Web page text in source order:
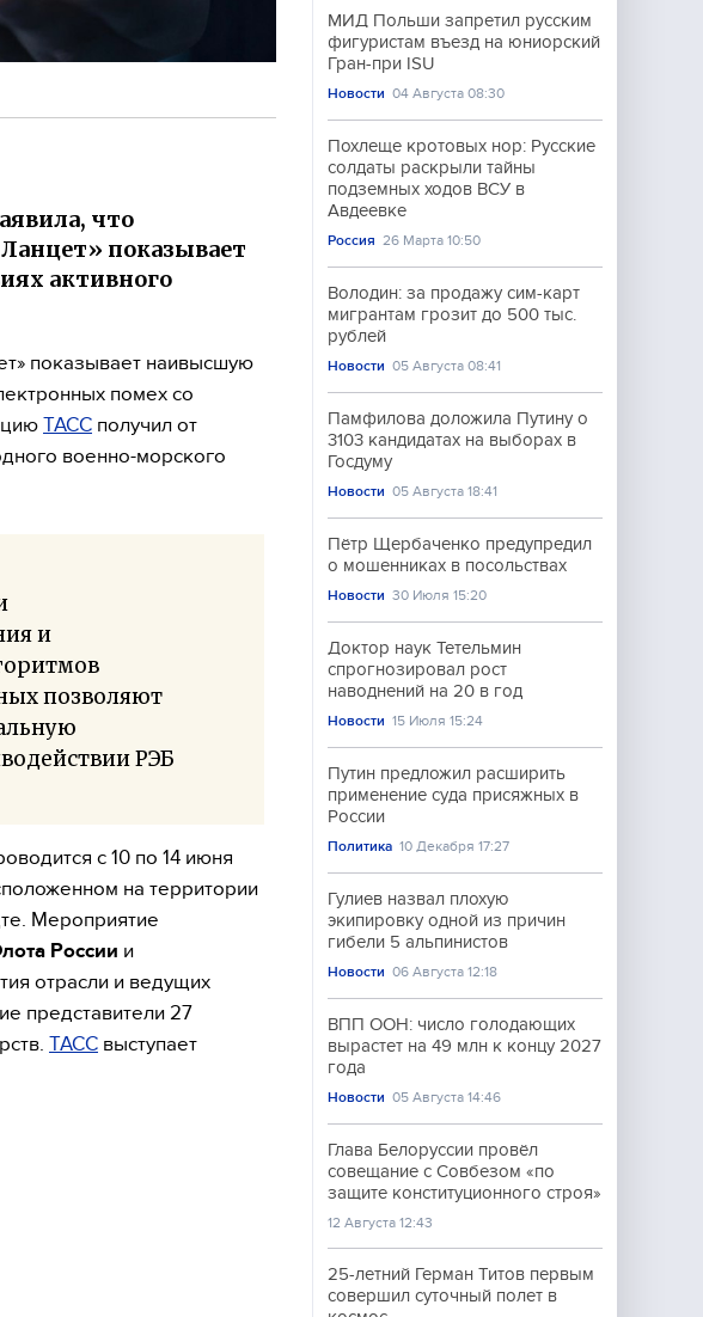
что
показывает
активного
показывает наивысшую
помех со
ТАСС получил от
военно-морского
и
позволяют
РЭБ
с 10 по 14 июня
на территории
Мероприятие
России и
отрасли и ведущих
представители 27
ТАСС выступает
МИД Польши запретил русским
фигуристам въезд на юниорский
Гран-при ISU
Новости 04 Августа 08:30
Похлеще кротовых нор: Русские
солдаты раскрыли тайны
подземных ходов ВСУ в
Авдеевке
Россия 26 Марта 10:50
Володин: за продажу сим-карт
мигрантам грозит до 500 тыс.
рублей
Новости 05 Августа 08:41
Памфилова доложила Путину о
3103 кандидатах на выборах в
Госдуму
Новости 05 Августа 18:41
Пётр Щербаченко предупредил
о мошенниках в посольствах
Новости 30 Июля 15:20
Доктор наук Тетельмин
спрогнозировал рост
наводнений на 20 в год
Новости 15 Июля 15:24
Путин предложил расширить
применение суда присяжных в
России
Политика 10 Декабря 17:27
Гулиев назвал плохую
экипировку одной из причин
гибели 5 альпинистов
Новости 06 Августа 12:18
ВПП ООН: число голодающих
вырастет на 49 млн к концу 2027
года
Новости 05 Августа 14:46
Глава Белоруссии провёл
совещание с Совбезом «по
защите конституционного строя»
12 Августа 12:43
25-летний Герман Титов первым
совершил суточный полет в